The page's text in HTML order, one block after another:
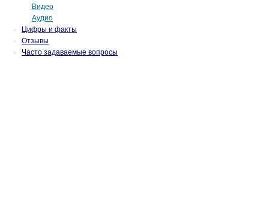
Видео
Аудио
Цифры и факты
Отзывы
Часто задаваемые вопросы